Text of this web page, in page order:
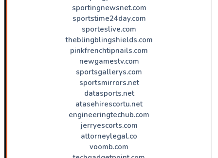
sportingnewsnet.com
sportstime24day.com
sporteslive.com
theblingblingshields.com
pinkfrenchtipnails.com
newgamestv.com
sportsgallerys.com
sportsmirrors.net
datasports.net
atasehirescortu.net
engineeringtechub.com
jerryescorts.com
attorneylegal.co
voomb.com